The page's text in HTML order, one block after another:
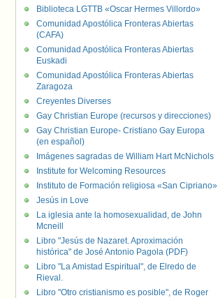
Biblioteca LGTTB «Oscar Hermes Villordo»
Comunidad Apostólica Fronteras Abiertas
(CAFA)
Comunidad Apostólica Fronteras Abiertas
Euskadi
Comunidad Apostólica Fronteras Abiertas
Zaragoza
Creyentes Diverses
Gay Christian Europe (recursos y direcciones)
Gay Christian Europe- Cristiano Gay Europa
(en español)
Imágenes sagradas de William Hart McNichols
Institute for Welcoming Resources
Instituto de Formación religiosa «San Cipriano»
Jesús in Love
La iglesia ante la homosexualidad, de John
Mcneill
Libro "Jesús de Nazaret. Aproximación
histórica" de José Antonio Pagola (PDF)
Libro "La Amistad Espiritual", de Elredo de
Rieval.
Libro "Otro cristianismo es posible", de Roger